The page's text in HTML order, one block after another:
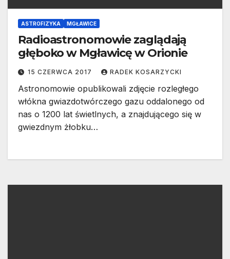
ASTROFIZYKA MGŁAWICE
Radioastronomowie zaglądają
głęboko w Mgławicę w Orionie
15 CZERWCA 2017 RADEK KOSARZYCKI
Astronomowie opublikowali zdjęcie rozległego
włókna gwiazdotwórczego gazu oddalonego od
nas o 1200 lat świetlnych, a znajdującego się w
gwiezdnym żłobku…